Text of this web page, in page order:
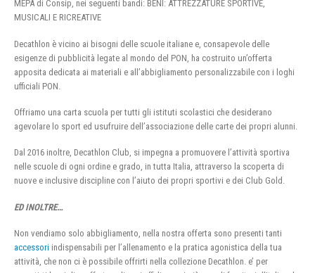
MEPA di Consip, nei seguenti bandi: BENI: ATTREZZATURE SPORTIVE,
MUSICALI E RICREATIVE
Decathlon è vicino ai bisogni delle scuole italiane e, consapevole delle
esigenze di pubblicità legate al mondo del PON, ha costruito un’offerta
apposita dedicata ai materiali e all’abbigliamento personalizzabile con i loghi
ufficiali PON.
Offriamo una carta scuola per tutti gli istituti scolastici che desiderano
agevolare lo sport ed usufruire dell’associazione delle carte dei propri alunni.
Dal 2016 inoltre, Decathlon Club, si impegna a promuovere l’attività sportiva
nelle scuole di ogni ordine e grado, in tutta Italia, attraverso la scoperta di
nuove e inclusive discipline con l’aiuto dei propri sportivi e dei Club Gold.
ED INOLTRE…
Non vendiamo solo abbigliamento, nella nostra offerta sono presenti tanti
accessori indispensabili per l’allenamento e la pratica agonistica della tua
attività, che non ci è possibile offrirti nella collezione Decathlon. e’ per